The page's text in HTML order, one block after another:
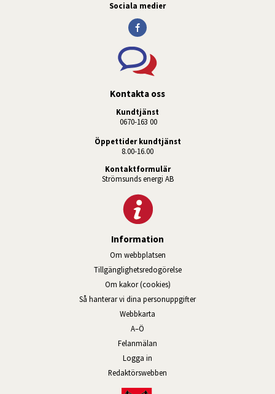
Sociala medier
Kontakta oss
Kundtjänst
0670-163 00
Öppettider kundtjänst
8.00-16.00
Kontaktformulär
Strömsunds energi AB
Information
Om webbplatsen
Tillgänglighetsredogörelse
Om kakor (cookies)
Så hanterar vi dina personuppgifter
Webbkarta
A–Ö
Felanmälan
Logga in
Redaktörswebben